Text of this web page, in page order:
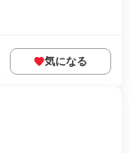
気になる